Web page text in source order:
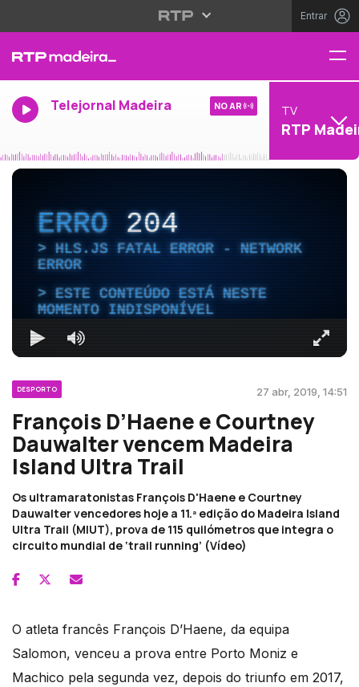
Entrar
Telejornal Madeira NO AR TV
RTP
ERRO204
HLS.JS FATAL ERROR - NETWORK
ERROR
ESTE CONTEÚDO ESTÁ NESTE
MOMENTO INDISPONÍVEL
DESPORTO 27 abr, 2019, 14:51
François D’Haene e Courtney
Dauwalter vencem Madeira
Island Ultra Trail
Os ultramaratonistas François D'Haene e Courtney
Dauwalter vencedores hoje a 11.ª edição do Madeira Island
Ultra Trail (MIUT), prova de 115 quilómetros que integra o
circuito mundial de ‘trail running’ (Vídeo)
O atleta francês François D’Haene, da equipa
Salomon, venceu a prova entre Porto Moniz e
Machico pela segunda vez, depois do triunfo em 2017,